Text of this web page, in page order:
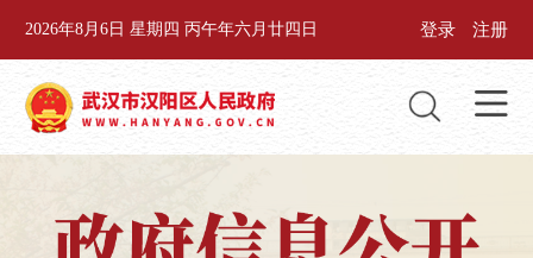
2026年8月6日 星期四 丙午年六月廿四日 登录 注册